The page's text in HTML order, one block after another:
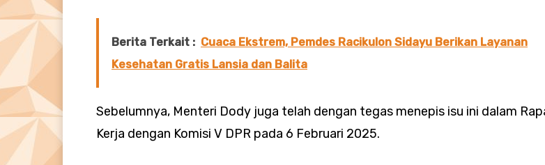
Berita Terkait : Cuaca Ekstrem, Pemdes Racikulon Sidayu Berikan Layanan
Kesehatan Gratis Lansia dan Balita
Sebelumnya, Menteri Dody juga telah dengan tegas menepis isu ini dalam
Kerja dengan Komisi V DPR pada 6 Februari 2025.